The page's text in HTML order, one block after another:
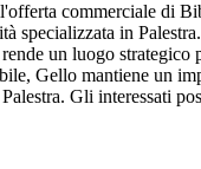
commerciale di
specializzata in
un luogo strategico
Gello mantiene un
Gli interessati